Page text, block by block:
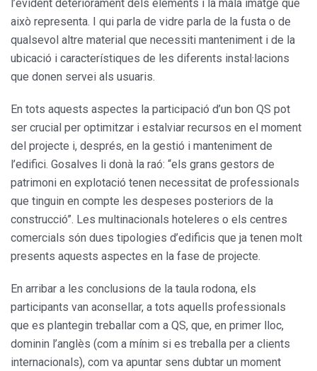
l’evident deteriorament dels elements i la mala imatge que
això representa. I qui parla de vidre parla de la fusta o de
qualsevol altre material que necessiti manteniment i de la
ubicació i característiques de les diferents instal·lacions
que donen servei als usuaris.
En tots aquests aspectes la participació d’un bon QS pot
ser crucial per optimitzar i estalviar recursos en el moment
del projecte i, després, en la gestió i manteniment de
l’edifici. Gosalves li donà la raó: “els grans gestors de
patrimoni en explotació tenen necessitat de professionals
que tinguin en compte les despeses posteriors de la
construcció”. Les multinacionals hoteleres o els centres
comercials són dues tipologies d’edificis que ja tenen molt
presents aquests aspectes en la fase de projecte.
En arribar a les conclusions de la taula rodona, els
participants van aconsellar, a tots aquells professionals
que es plantegin treballar com a QS, que, en primer lloc,
dominin l’anglès (com a mínim si es treballa per a clients
internacionals), com va apuntar sens dubtar un moment